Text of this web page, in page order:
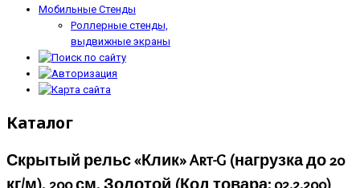
Мобильные Стенды
Роллерные стенды,
выдвижные экраны
Каталог
Скрытый рельс «Клик» Art-G (нагрузка до 20